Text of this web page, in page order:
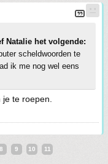
Natalie het volgende:
scheldwoorden te
ik me nog wel eens
te roepen.
8 9 10 11